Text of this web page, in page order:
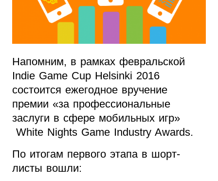
Напомним, в рамках февральской
Indie Game Cup Helsinki 2016
состоится ежегодное вручение
премии «за профессиональные
заслуги в сфере мобильных игр»
White Nights Game Industry Awards.
По итогам первого этапа в шорт-
листы вошли: